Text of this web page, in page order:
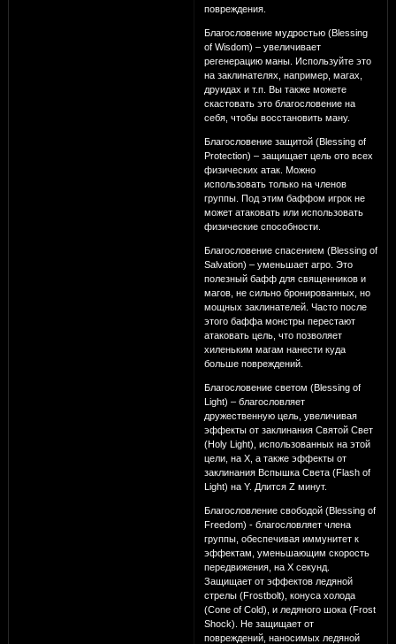
повреждения.
Благословение мудростью (Blessing
of Wisdom) – увеличивает
регенерацию маны. Используйте это
на заклинателях, например, магах,
друидах и т.п. Вы также можете
скастовать это благословение на
себя, чтобы восстановить ману.
Благословение защитой (Blessing of
Protection) – защищает цель ото всех
физических атак. Можно
использовать только на членов
группы. Под этим баффом игрок не
может атаковать или использовать
физические способности.
Благословение спасением (Blessing of
Salvation) – уменьшает агро. Это
полезный бафф для священников и
магов, не сильно бронированных, но
мощных заклинателей. Часто после
этого баффа монстры перестают
атаковать цель, что позволяет
хиленьким магам нанести куда
больше повреждений.
Благословение светом (Blessing of
Light) – благословляет
дружественную цель, увеличивая
эффекты от заклинания Святой Свет
(Holy Light), использованных на этой
цели, на Х, а также эффекты от
заклинания Вспышка Света (Flash of
Light) на Y. Длится Z минут.
Благословление свободой (Blessing of
Freedom) - благословляет члена
группы, обеспечивая иммунитет к
эффектам, уменьшающим скорость
передвижения, на Х секунд.
Защищает от эффектов ледяной
стрелы (Frostbolt), конуса холода
(Cone of Cold), и ледяного шока (Frost
Shock). Не защищает от
повреждений, наносимых ледяной